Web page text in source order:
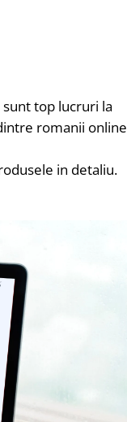
sunt top lucruri la
romanii online
in detaliu.